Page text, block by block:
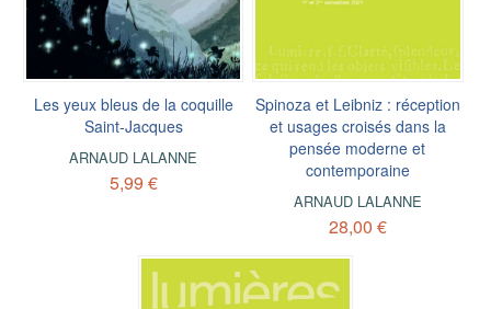
Les yeux bleus de la coquille
Saint-Jacques
ARNAUD LALANNE
5,99 €
Spinoza et Leibniz : réception
et usages croisés dans la
pensée moderne et
contemporaine
ARNAUD LALANNE
28,00 €